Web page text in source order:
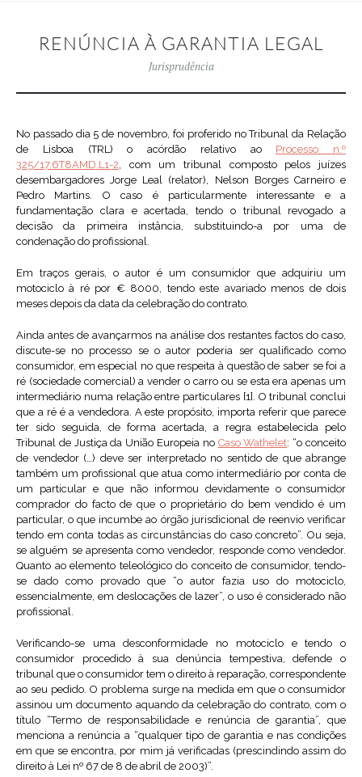
RENÚNCIA À GARANTIA LEGAL
Jurisprudência
No passado dia 5 de novembro, foi proferido no Tribunal da Relação
de Lisboa (TRL) o acórdão relativo ao Processo n.º
325/17.6T8AMD.L1-2, com um tribunal composto pelos juízes
desembargadores Jorge Leal (relator), Nelson Borges Carneiro e
Pedro Martins. O caso é particularmente interessante e a
fundamentação clara e acertada, tendo o tribunal revogado a
decisão da primeira instância, substituindo-a por uma de
condenação do profissional.
Em traços gerais, o autor é um consumidor que adquiriu um
motociclo à ré por € 8000, tendo este avariado menos de dois
meses depois da data da celebração do contrato.
Ainda antes de avançarmos na análise dos restantes factos do caso,
discute-se no processo se o autor poderia ser qualificado como
consumidor, em especial no que respeita à questão de saber se foi a
ré (sociedade comercial) a vender o carro ou se esta era apenas um
intermediário numa relação entre particulares [1]. O tribunal conclui
que a ré é a vendedora. A este propósito, importa referir que parece
ter sido seguida, de forma acertada, a regra estabelecida pelo
Tribunal de Justiça da União Europeia no Caso Wathelet: “o conceito
de vendedor (…) deve ser interpretado no sentido de que abrange
também um profissional que atua como intermediário por conta de
um particular e que não informou devidamente o consumidor
comprador do facto de que o proprietário do bem vendido é um
particular, o que incumbe ao órgão jurisdicional de reenvio verificar
tendo em conta todas as circunstâncias do caso concreto”. Ou seja,
se alguém se apresenta como vendedor, responde como vendedor.
Quanto ao elemento teleológico do conceito de consumidor, tendo-
se dado como provado que “o autor fazia uso do motociclo,
essencialmente, em deslocações de lazer”, o uso é considerado não
profissional.
Verificando-se uma desconformidade no motociclo e tendo o
consumidor procedido à sua denúncia tempestiva, defende o
tribunal que o consumidor tem o direito à reparação, correspondente
ao seu pedido. O problema surge na medida em que o consumidor
assinou um documento aquando da celebração do contrato, com o
título “Termo de responsabilidade e renúncia de garantia”, que
menciona a renúncia a “qualquer tipo de garantia e nas condições
em que se encontra, por mim já verificadas (prescindindo assim do
direito à Lei nº 67 de 8 de abril de 2003)”.